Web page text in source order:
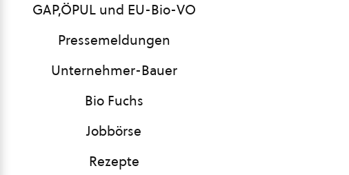
GAP,ÖPUL und EU-Bio-VO
Pressemeldungen
Unternehmer-Bauer
Bio Fuchs
Jobbörse
Rezepte